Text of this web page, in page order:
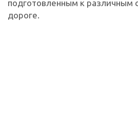
подготовленным к различным
дороге.